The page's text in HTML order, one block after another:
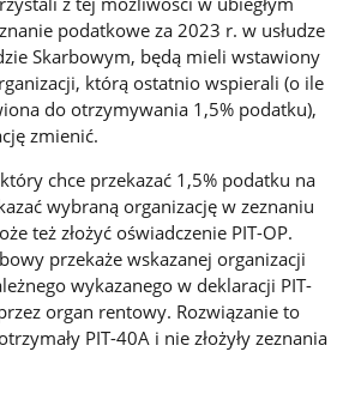
podatkowe za 2023 r. w usłudze
Skarbowym, będą mieli wstawiony
którą ostatnio wspierali (o ile
do otrzymywania 1,5% podatku),
zmienić.
chce przekazać 1,5% podatku na
wybraną organizację w zeznaniu
też złożyć oświadczenie PIT-OP.
przekaże wskazanej organizacji
wykazanego w deklaracji PIT-
organ rentowy. Rozwiązanie to
PIT-40A i nie złożyły zeznania